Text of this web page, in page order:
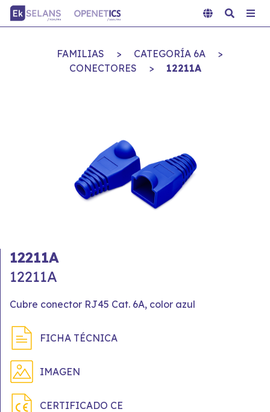
FAMILIAS > CATEGORÍA 6A
>
CONECTORES
> 12211A
12211A
12211A
Cubre conector RJ45 Cat. 6A, color azul
FICHA TÉCNICA
IMAGEN
CERTIFICADO CE